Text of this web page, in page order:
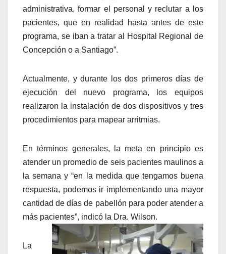
administrativa, formar el personal y reclutar a los
pacientes, que en realidad hasta antes de este
programa, se iban a tratar al Hospital Regional de
Concepción o a Santiago”.
Actualmente, y durante los dos primeros días de
ejecución del nuevo programa, los equipos
realizaron la instalación de dos dispositivos y tres
procedimientos para mapear arritmias.
En términos generales, la meta en principio es
atender un promedio de seis pacientes maulinos a
la semana y “en la medida que tengamos buena
respuesta, podemos ir implementando una mayor
cantidad de días de pabellón para poder atender a
más pacientes”, indicó la Dra. Wilson.
La